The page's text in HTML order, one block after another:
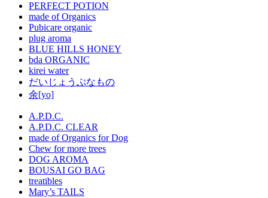
PERFECT POTION
made of Organics
Pubicare organic
plug aroma
BLUE HILLS HONEY
bda ORGANIC
kirei water
だいじょうぶなもの
余[yo]
A.P.D.C.
A.P.D.C. CLEAR
made of Organics for Dog
Chew for more trees
DOG AROMA
BOUSAI GO BAG
treatibles
Mary’s TAILS